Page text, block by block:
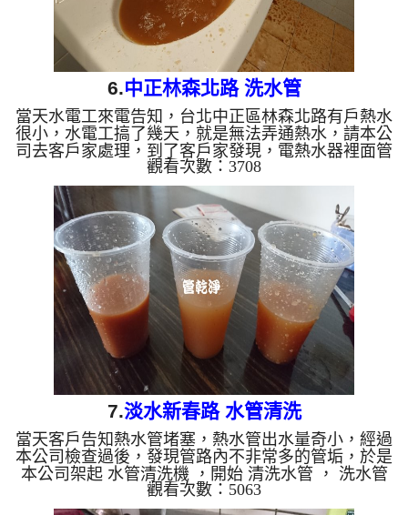
6.中正林森北路 洗水管
當天水電工來電告知，台北中正區林森北路有戶熱水
很小，水電工搞了幾天，就是無法弄通熱水，請本公
司去客戶家處理，到了客戶家發現，電熱水器裡面管
路超級骯髒，尤其是冷水管進水口，水龍頭打開根本
是泥漿水，於是本公司架起 水管清洗機 ，開始 清洗
水管 ， 洗水管 的過程，冷熱水管都冒出濃濃的泥
漿，讓客戶大呼誇張， 水管清洗 約兩小時，讓水管
水路終於能正常出水。 清洗水管 水管清洗 洗水管
熱水管堵塞 熱水忽冷忽熱 ...
觀看次數：3708
7.淡水新春路 水管清洗
當天客戶告知熱水管堵塞，熱水管出水量奇小，經過
本公司檢查過後，發現管路內不非常多的管垢，於是
本公司架起 水管清洗機 ，開始 清洗水管 ， 洗水管
沒多久水管出口沖出管垢及泥水，混雜著氣泡， 水
管清洗 約兩小時，終於讓熱水管正常出水。 清洗水
觀看次數：5063